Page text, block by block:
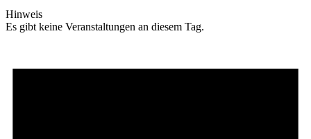
Hinweis
Es gibt keine Veranstaltungen an diesem Tag.